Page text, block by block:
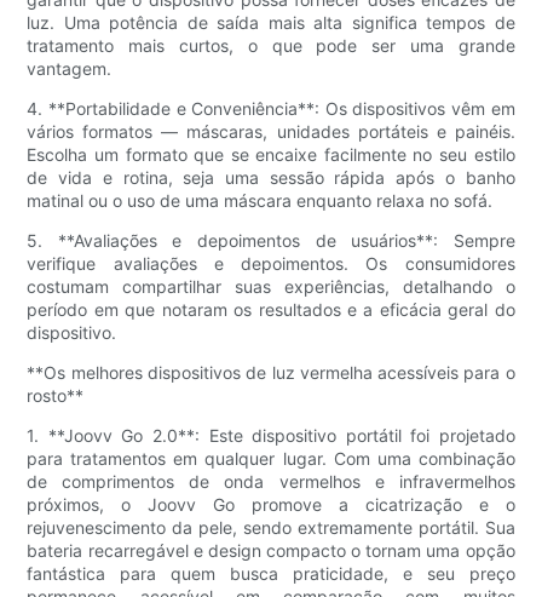
luz. Uma potência de saída mais alta significa tempos de
tratamento mais curtos, o que pode ser uma grande
vantagem.
4. **Portabilidade e Conveniência**: Os dispositivos vêm em
vários formatos — máscaras, unidades portáteis e painéis.
Escolha um formato que se encaixe facilmente no seu estilo
de vida e rotina, seja uma sessão rápida após o banho
matinal ou o uso de uma máscara enquanto relaxa no sofá.
5. **Avaliações e depoimentos de usuários**: Sempre
verifique avaliações e depoimentos. Os consumidores
costumam compartilhar suas experiências, detalhando o
período em que notaram os resultados e a eficácia geral do
dispositivo.
**Os melhores dispositivos de luz vermelha acessíveis para o
rosto**
1. **Joovv Go 2.0**: Este dispositivo portátil foi projetado
para tratamentos em qualquer lugar. Com uma combinação
de comprimentos de onda vermelhos e infravermelhos
próximos, o Joovv Go promove a cicatrização e o
rejuvenescimento da pele, sendo extremamente portátil. Sua
bateria recarregável e design compacto o tornam uma opção
fantástica para quem busca praticidade, e seu preço